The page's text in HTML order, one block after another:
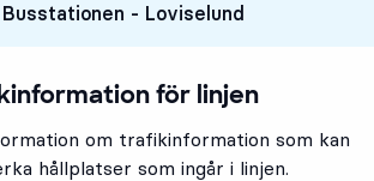
- Loviselund
för linjen
om trafikinformation som kan
hållplatser som ingår i linjen.